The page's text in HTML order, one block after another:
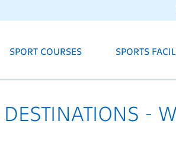
SPORT COURSES SPORTS
-